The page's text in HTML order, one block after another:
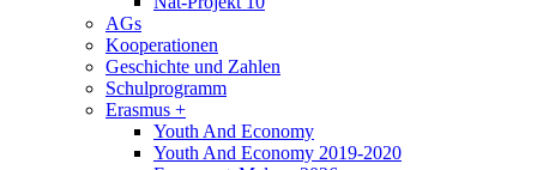
AGs
Kooperationen
Geschichte und Zahlen
Schulprogramm
Erasmus +
Youth And Economy
Youth And Economy 2019-2020